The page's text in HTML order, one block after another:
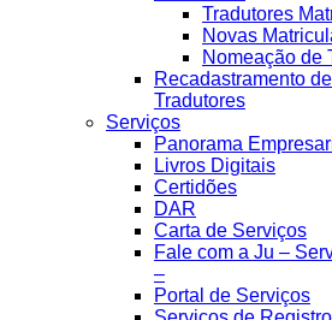
Tradutores
Novas
Nomeação de
Recadastramento
Tradutores
Serviços
Panorama
Livros Digitais
Certidões
DAR
Carta de Serviços
Fale com a Ju –
–
Portal de Serviços